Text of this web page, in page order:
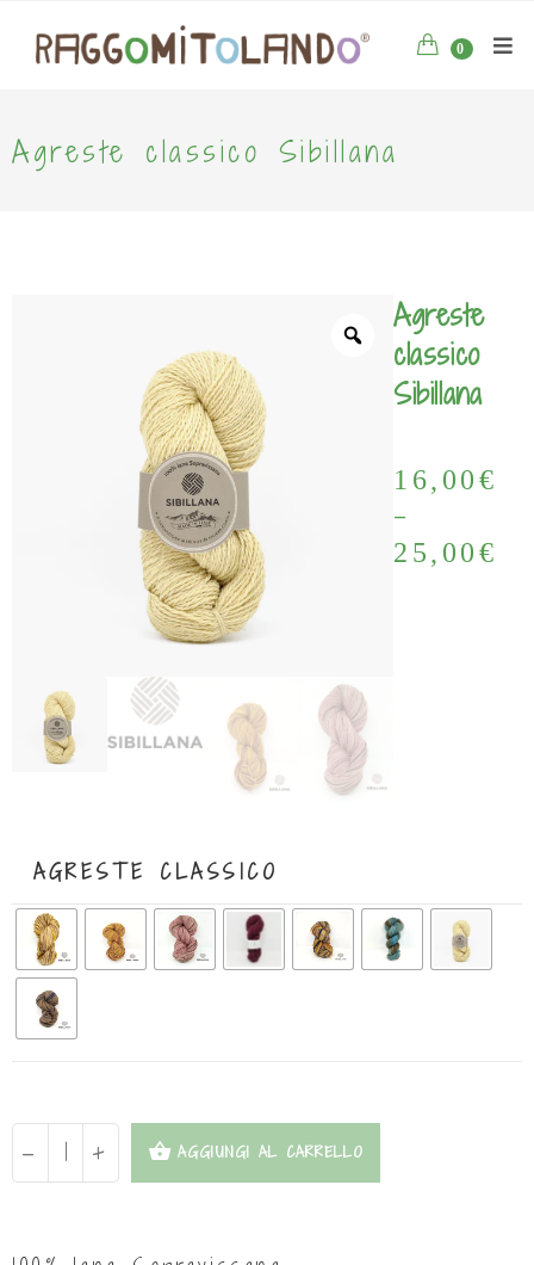
0
Agreste classico Sibillana
Agreste
classico
Sibillana
16,00€
-
25,00€
AGRESTE CLASSICO
- + AGGIUNGI AL CARRELLO